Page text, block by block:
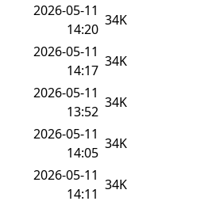
2026-05-11
14:20
34K
2026-05-11
14:17
34K
2026-05-11
13:52
34K
2026-05-11
14:05
34K
2026-05-11
14:11
34K